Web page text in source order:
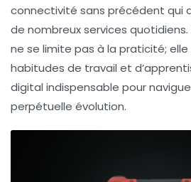
connectivité sans précédent qui
de nombreux services
ne se limite pas à la praticité;
habitudes de travail et d’
digital indispensable pour
perpétuelle évolution.